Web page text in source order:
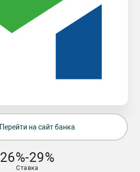
Перейти на сайт банка
26%-29%
Ставка